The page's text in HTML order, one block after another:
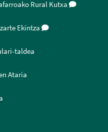
Rural Kutxa
Ekintza
taldea
Ataria